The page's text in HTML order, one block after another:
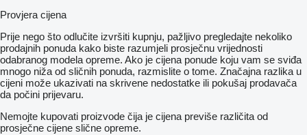
Provjera cijena
Prije nego što odlučite izvršiti kupnju, pažljivo pregledajte nekoliko
prodajnih ponuda kako biste razumjeli prosječnu vrijednosti
odabranog modela opreme. Ako je cijena ponude koju vam se sviđa
mnogo niža od sličnih ponuda, razmislite o tome. Značajna razlika u
cijeni može ukazivati ​​na skrivene nedostatke ili pokušaj prodavača
da počini prijevaru.
Nemojte kupovati proizvode čija je cijena previše različita od
prosječne cijene slične opreme.